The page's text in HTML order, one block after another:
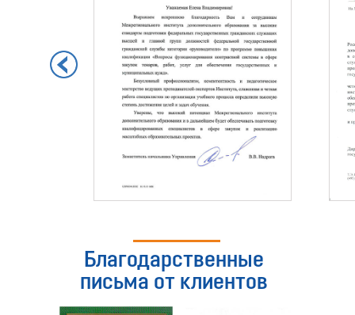
Благодарственные
письма от клиентов